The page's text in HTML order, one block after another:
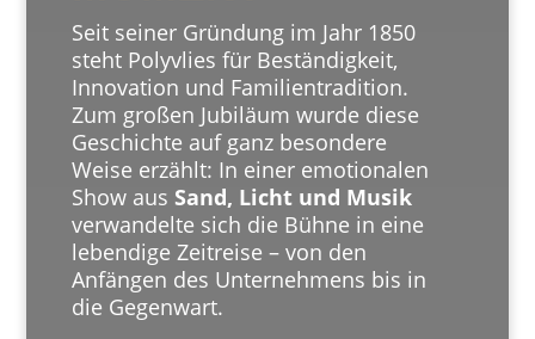
Seit seiner Gründung im Jahr 1850
steht Polyvlies für Beständigkeit,
Innovation und Familientradition.
Zum großen Jubiläum wurde diese
Geschichte auf ganz besondere
Weise erzählt: In einer emotionalen
Show aus Sand, Licht und Musik
verwandelte sich die Bühne in eine
lebendige Zeitreise – von den
Anfängen des Unternehmens bis in
die Gegenwart.